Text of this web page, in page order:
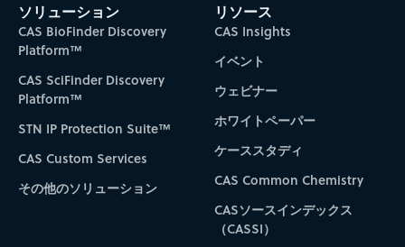
ソリューション
CAS BioFinder Discovery
Platform™
CAS SciFinder Discovery
Platform™
STN IP Protection Suite™
CAS Custom Services
その他のソリューション
リソース
CAS Insights
イベント
ウェビナー
ホワイトペーパー
ケーススタディ
CAS Common Chemistry
CASソースインデックス
（CASSI）